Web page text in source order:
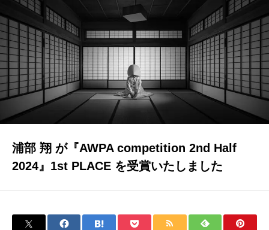
Company Profile | 会社概要
Our Team | 私たちの仲間
INTERVIEW | 対談
BLOG | ブログ
浦部 翔 が『AWPA competition 2nd Half
2024』1st PLACE を受賞いたしました